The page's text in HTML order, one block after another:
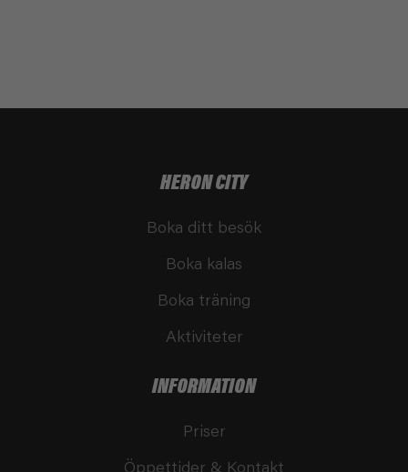
HERON CITY
Boka ditt besök
Boka kalas
Boka träning
Aktiviteter
INFORMATION
Priser
Öppettider & Kontakt